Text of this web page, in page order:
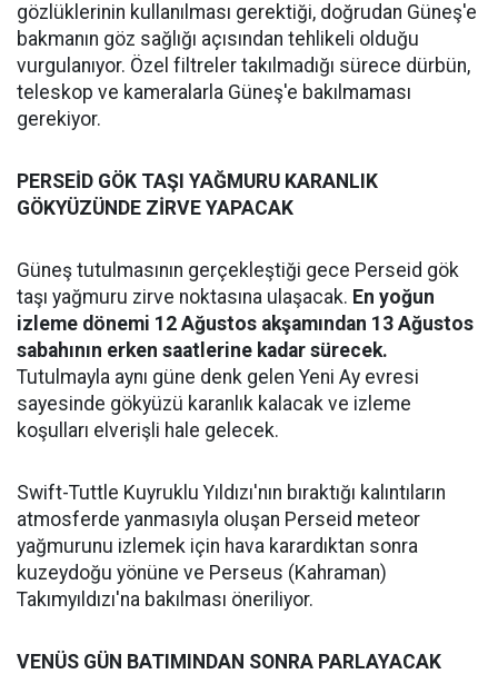
gözlüklerinin kullanılması gerektiği, doğrudan Güneş'e
bakmanın göz sağlığı açısından tehlikeli olduğu
vurgulanıyor. Özel filtreler takılmadığı sürece dürbün,
teleskop ve kameralarla Güneş'e bakılmaması
gerekiyor.
PERSEİD GÖK TAŞI YAĞMURU KARANLIK
GÖKYÜZÜNDE ZİRVE YAPACAK
Güneş tutulmasının gerçekleştiği gece Perseid gök
taşı yağmuru zirve noktasına ulaşacak. En yoğun
izleme dönemi 12 Ağustos akşamından 13 Ağustos
sabahının erken saatlerine kadar sürecek.
Tutulmayla aynı güne denk gelen Yeni Ay evresi
sayesinde gökyüzü karanlık kalacak ve izleme
koşulları elverişli hale gelecek.
Swift-Tuttle Kuyruklu Yıldızı'nın bıraktığı kalıntıların
atmosferde yanmasıyla oluşan Perseid meteor
yağmurunu izlemek için hava karardıktan sonra
kuzeydoğu yönüne ve Perseus (Kahraman)
Takımyıldızı'na bakılması öneriliyor.
VENÜS GÜN BATIMINDAN SONRA PARLAYACAK